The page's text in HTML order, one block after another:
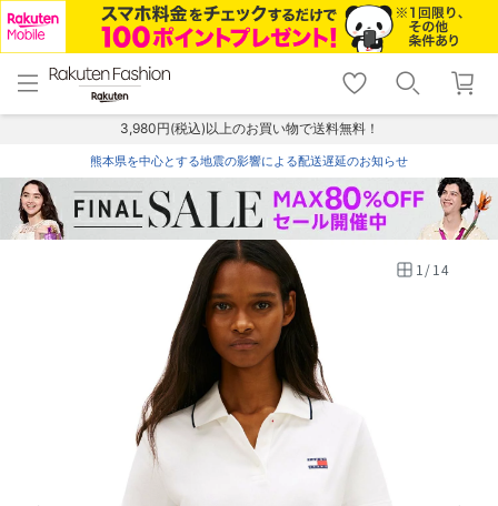
menu home
トップ
shopping_cart lock_outline
ログイン
3,980円(税込)以上のお買い物で送料無料！
熊本県を中心とする地震の影響による配送遅延のお知らせ
1/14